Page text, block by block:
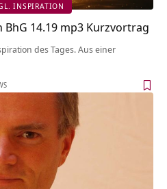
INSPIRATION
14.19 mp3 Kurzvortrag
des Tages. Aus einer